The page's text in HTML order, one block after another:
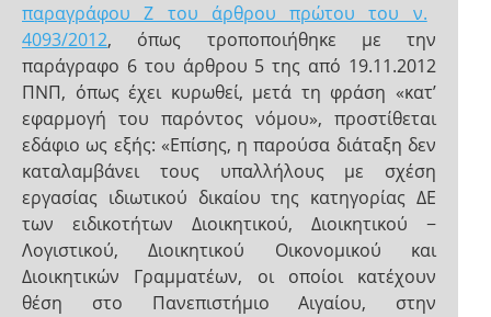
παραγράφου Ζ του άρθρου πρώτου του ν.
4093/2012, όπως τροποποιήθηκε με την
παράγραφο 6 του άρθρου 5 της από 19.11.2012
ΠΝΠ, όπως έχει κυρωθεί, μετά τη φράση «κατ’
εφαρμογή του παρόντος νόμου», προστίθεται
εδάφιο ως εξής: «Επίσης, η παρούσα διάταξη δεν
καταλαμβάνει τους υπαλλήλους με σχέση
εργασίας ιδιωτικού δικαίου της κατηγορίας ΔΕ
των ειδικοτήτων Διοικητικού, Διοικητικού −
Λογιστικού, Διοικητικού Οικονομικού και
Διοικητικών Γραμματέων, οι οποίοι κατέχουν
θέση στο Πανεπιστήμιο Αιγαίου, στην